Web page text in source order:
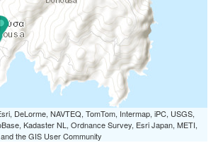
DeLorme, NAVTEQ, TomTom, Intermap, iPC, USGS,
Kadaster NL, Ordnance Survey, Esri Japan, METI,
the GIS User Community